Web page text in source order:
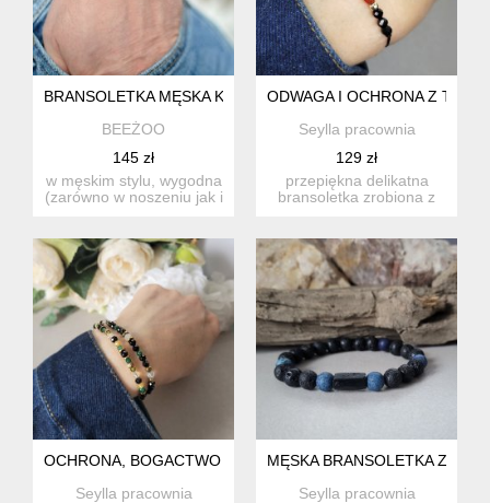
BRANSOLETKA MĘSKA KRATOS Z TURMALINU, ONYKSU ZE
BEEŻOO
145 zł
w męskim stylu, wygodna
(zarówno w noszeniu jak i
ODWAGA I OCHRONA Z
Seylla pracownia
129 zł
przepiękna delikatna
bransoletka zrobiona z
OCHRONA, BOGACTWO I OPTYMIZM- Z TURMALINEM
Seylla pracownia
MĘSKA BRANSOLETKA Z
Seylla pracownia